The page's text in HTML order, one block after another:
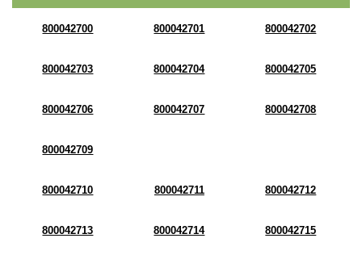
800042700 800042701 800042702
800042703 800042704 800042705
800042706 800042707 800042708
800042709
800042710 800042711 800042712
800042713 800042714 800042715